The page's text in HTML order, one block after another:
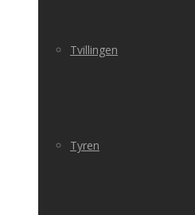
Tvillingen
Tyren